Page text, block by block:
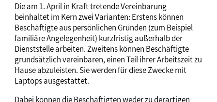
Die am 1. April in Kraft tretende Vereinbarung
beinhaltet im Kern zwei Varianten: Erstens können
Beschäftigte aus persönlichen Gründen (zum Beispiel
familiäre Angelegenheit) kurzfristig außerhalb der
Dienststelle arbeiten. Zweitens können Beschäftigte
grundsätzlich vereinbaren, einen Teil ihrer Arbeitszeit zu
Hause abzuleisten. Sie werden für diese Zwecke mit
Laptops ausgestattet.
Dabei können die Beschäftigten weder zu derartigen